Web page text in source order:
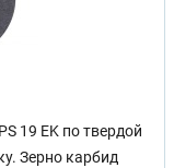
19 EK по твердой
Зерно карбид